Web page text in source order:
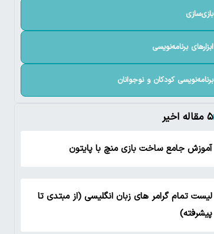
بازی‌سازی
ابزارهای برنامه‌نویسی
برنامه‌نویسی کودکان و نوجوانان
۵ مقاله اخیر
آموزش جامع ساخت بازی منچ با پایتون
لیست تمام گرامر های زبان انگلیسی (از مبتدی تا
پیشرفته)